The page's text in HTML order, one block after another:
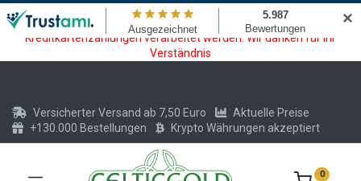
Wartungsarbeiten am Kreditkarten und Krypto Bezahlmodul. In der
Zeit vom 20.07. - 09.08.2026 können keine Krypto oder
Kreditkartenzahlungen verarbeitet werden. Wir danken für Ihr
Verständnis
Versicherter Versand ab 7,50 Euro
Aktuelle Preise
+130.000 Bestellungen
Krypto Währungen akzeptiert
0
✕